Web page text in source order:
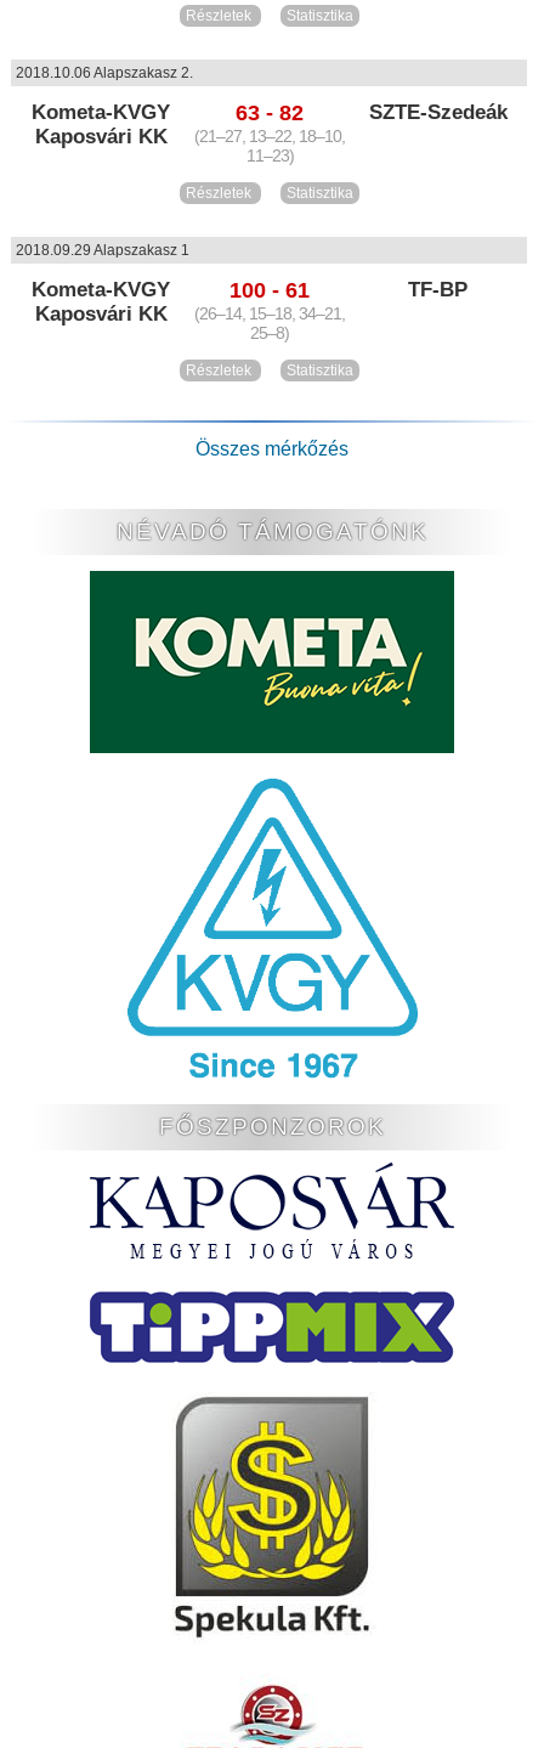
Részletek Statisztika
2018.10.06 Alapszakasz 2.
Kometa-KVGY
Kaposvári KK
63 - 82
(21–27, 13–22, 18–10,
11–23)
SZTE-Szedeák
Részletek Statisztika
2018.09.29 Alapszakasz 1
Kometa-KVGY
Kaposvári KK
100 - 61
(26–14, 15–18, 34–21,
25–8)
TF-BP
Részletek Statisztika
Összes mérkőzés
NÉVADÓ TÁMOGATÓNK
FŐSZPONZOROK